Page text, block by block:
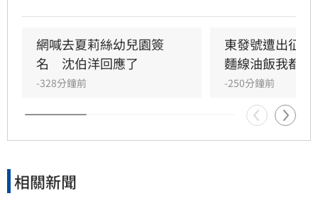
說，許多人參與政治的起點正是從監票員做起，
如果大家覺得台灣的民主值得守護，也想要參與
這樣的行動，歡迎加入「巡洋監兵」行列，共同
網喊去夏莉絲幼兒園簽
名　沈伯洋回應了
-328分鐘前
東發號遭出征
麵線油飯我都喜
-250分鐘前
相關新聞